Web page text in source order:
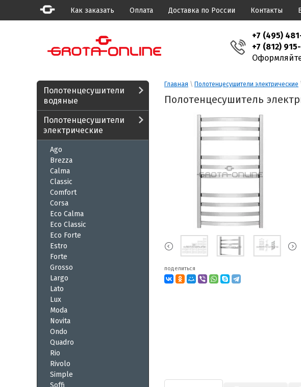
Как заказать Оплата Доставка по России Контакты
+7 (495)
+7 (812)
Полотенцесушители
водяные
Полотенцесушители
электрические
Ago
Brezza
Calma
Classic
Comfort
Corsa
Eco Calma
Eco Classic
Eco Forte
Estro
Forte
Grosso
Largo
Lato
Lux
Moda
Novita
Ondo
Quadro
Rio
Rivolo
Simple
Soffi
Главная \ Полотенцесушители электрические
Полотенцесушитель
поделиться